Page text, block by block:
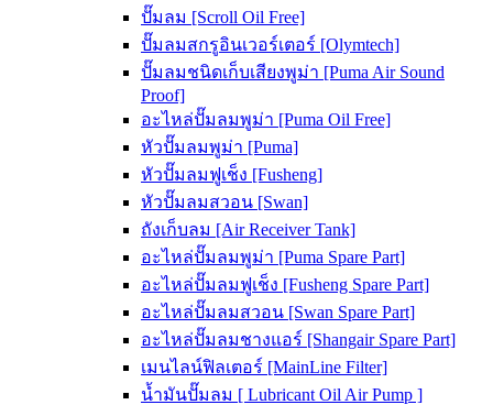
ปั๊มลม [Scroll Oil Free]
ปั๊มลมสกรูอินเวอร์เตอร์ [Olymtech]
ปั๊มลมชนิดเก็บเสียงพูม่า [Puma Air Sound
Proof]
อะไหล่ปั๊มลมพูม่า [Puma Oil Free]
หัวปั๊มลมพูม่า [Puma]
หัวปั๊มลมฟูเช็ง [Fusheng]
หัวปั๊มลมสวอน [Swan]
ถังเก็บลม [Air Receiver Tank]
อะไหล่ปั๊มลมพูม่า [Puma Spare Part]
อะไหล่ปั๊มลมฟูเช็ง [Fusheng Spare Part]
อะไหล่ปั๊มลมสวอน [Swan Spare Part]
อะไหล่ปั๊มลมชางแอร์ [Shangair Spare Part]
เมนไลน์ฟิลเตอร์ [MainLine Filter]
น้ำมันปั๊มลม [ Lubricant Oil Air Pump ]